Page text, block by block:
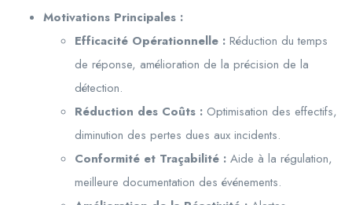
Motivations Principales :
Efficacité Opérationnelle : Réduction du temps
de réponse, amélioration de la précision de la
détection.
Réduction des Coûts : Optimisation des effectifs,
diminution des pertes dues aux incidents.
Conformité et Traçabilité : Aide à la régulation,
meilleure documentation des événements.